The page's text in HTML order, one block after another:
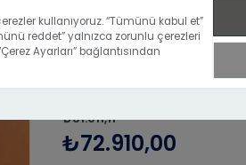
kullanıyoruz. “Tümünü kabul et”
reddet” yalnızca zorunlu çerezleri
Ayarları” bağlantısından
Gram Ajda
Bu ürünü ilk
₺81.011,11
₺72.910,00